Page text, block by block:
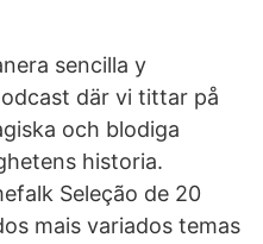
sencilla y
där vi tittar på
och blodiga
historia.
Seleção de 20
mais variados temas